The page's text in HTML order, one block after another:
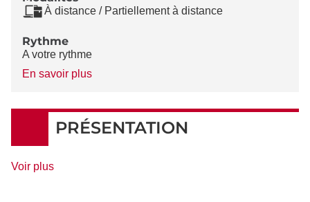
À distance / Partiellement à distance
Rythme
A votre rythme
En savoir plusà
Rythme
PRÉSENTATION
Voir plusde